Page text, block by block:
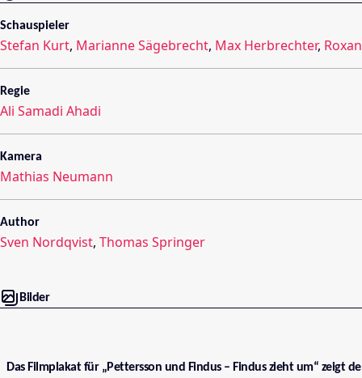
Schauspieler
Stefan Kurt, Marianne Sägebrecht, Max Herbrechter,
Regie
Ali Samadi Ahadi
Kamera
Mathias Neumann
Author
Sven Nordqvist, Thomas Springer
Bilder
Das Filmplakat für „Pettersson und Findus – Findus zieht um“ zeigt